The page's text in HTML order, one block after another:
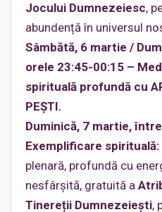
Jocului Dumnezeiesc,
abundență în universul
Sâmbătă, 6 martie /
orele 23:45-00:15 –
spirituală profundă cu
PEȘTI.
Duminică, 7 martie,
Exemplificare spirituală:
plenară, profundă cu
nesfârşită, gratuită a
Tinereții Dumnezeieşti,